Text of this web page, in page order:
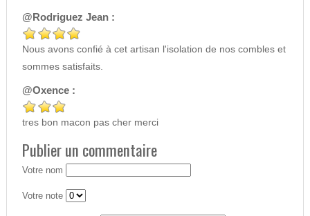
@Rodriguez Jean :
Nous avons confié à cet artisan l'isolation de nos combles et
sommes satisfaits.
@Oxence :
tres bon macon pas cher merci
Publier un commentaire
Votre nom
Votre note